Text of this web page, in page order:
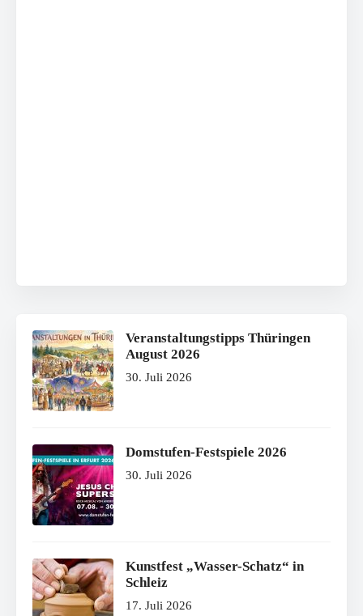
Veranstaltungstipps Thüringen
August 2026
30. Juli 2026
Domstufen-Festspiele 2026
30. Juli 2026
Kunstfest „Wasser-Schatz“ in
Schleiz
17. Juli 2026